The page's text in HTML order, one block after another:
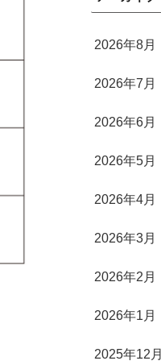
2026年8月
2026年7月
2026年6月
2026年5月
2026年4月
2026年3月
2026年2月
2026年1月
2025年12月